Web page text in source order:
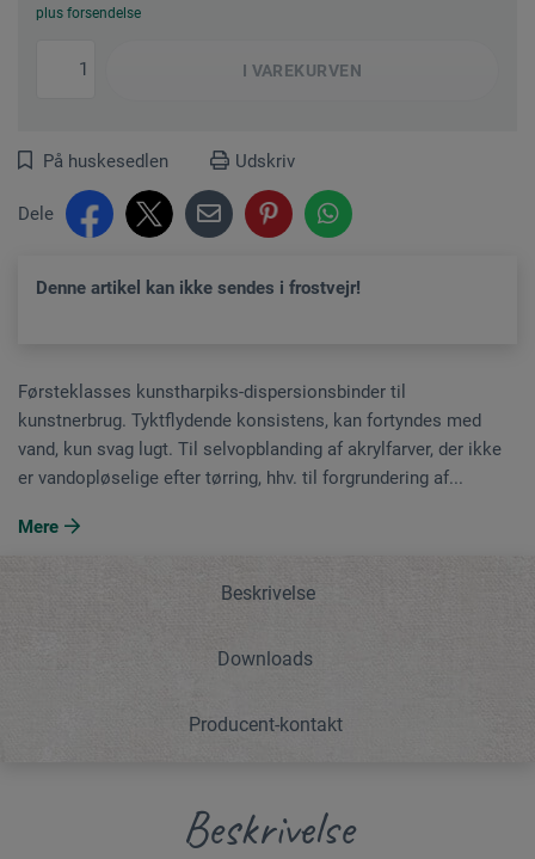
plus forsendelse
I VAREKURVEN
På huskesedlen Udskriv
Dele
Denne artikel kan ikke sendes i frostvejr!
Førsteklasses kunstharpiks-dispersionsbinder til
kunstnerbrug. Tyktflydende konsistens, kan fortyndes med
vand, kun svag lugt. Til selvopblanding af akrylfarver, der ikke
er vandopløselige efter tørring, hhv. til forgrundering af...
Mere
Beskrivelse
Downloads
Producent-kontakt
Beskrivelse